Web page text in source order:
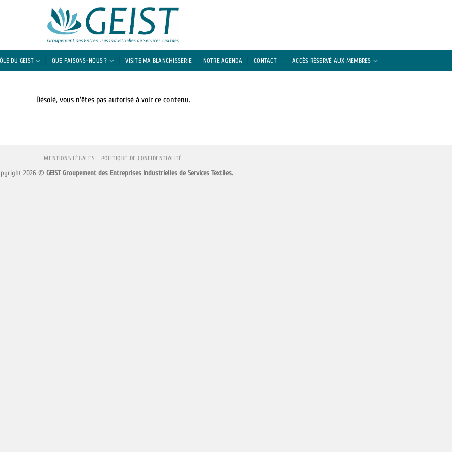
DU GEIST QUE FAISONS-NOUS ? VISITE MA BLANCHISSERIE NOTRE AGENDA CONTACT ACCÈS RÉSERVÉ AUX MEMBRES
Désolé, vous n'êtes pas autorisé à voir ce contenu.
MENTIONS LÉGALES POLITIQUE DE CONFIDENTIALITÉ
2026 © GEIST Groupement des Entreprises Industrielles de Services Textiles.